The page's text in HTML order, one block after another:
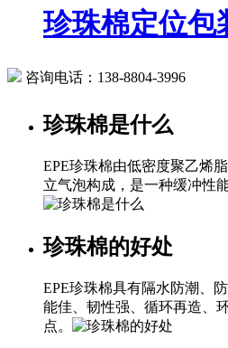
珍珠棉定位包
咨询电话： 138-8804-3996
珍珠棉是什么
EPE珍珠棉由低密度聚乙烯
立气泡构成，是一种缓冲性
珍珠棉的好处
EPE珍珠棉具有隔水防潮、
能佳、韧性强、循环再造、
点。